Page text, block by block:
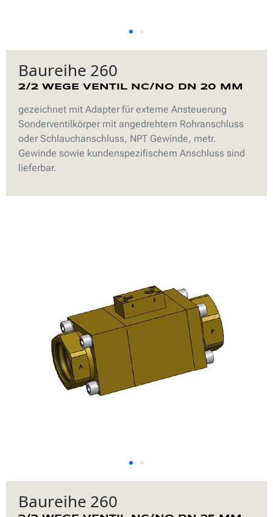
Baureihe 260
2/2 WEGE VENTIL NC/NO DN 20 MM
gezeichnet mit Adapter für externe Ansteuerung
Sonderventilkörper mit angedrehtem Rohranschluss
oder Schlauchanschluss, NPT Gewinde, metr.
Gewinde sowie kundenspezifischem Anschluss sind
lieferbar.
Baureihe 260